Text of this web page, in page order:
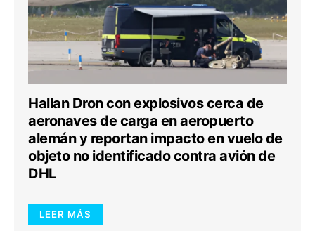
Hallan Dron con explosivos cerca de
aeronaves de carga en aeropuerto
alemán y reportan impacto en vuelo de
objeto no identificado contra avión de
DHL
LEER MÁS